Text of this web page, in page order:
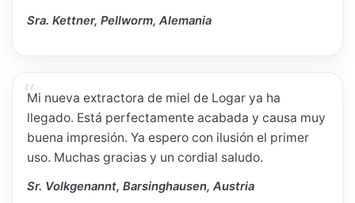
Sra. Kettner, Pellworm, Alemania
Mi nueva extractora de miel de Logar ya ha
llegado. Está perfectamente acabada y causa muy
buena impresión. Ya espero con ilusión el primer
uso. Muchas gracias y un cordial saludo.
Sr. Volkgenannt, Barsinghausen, Austria